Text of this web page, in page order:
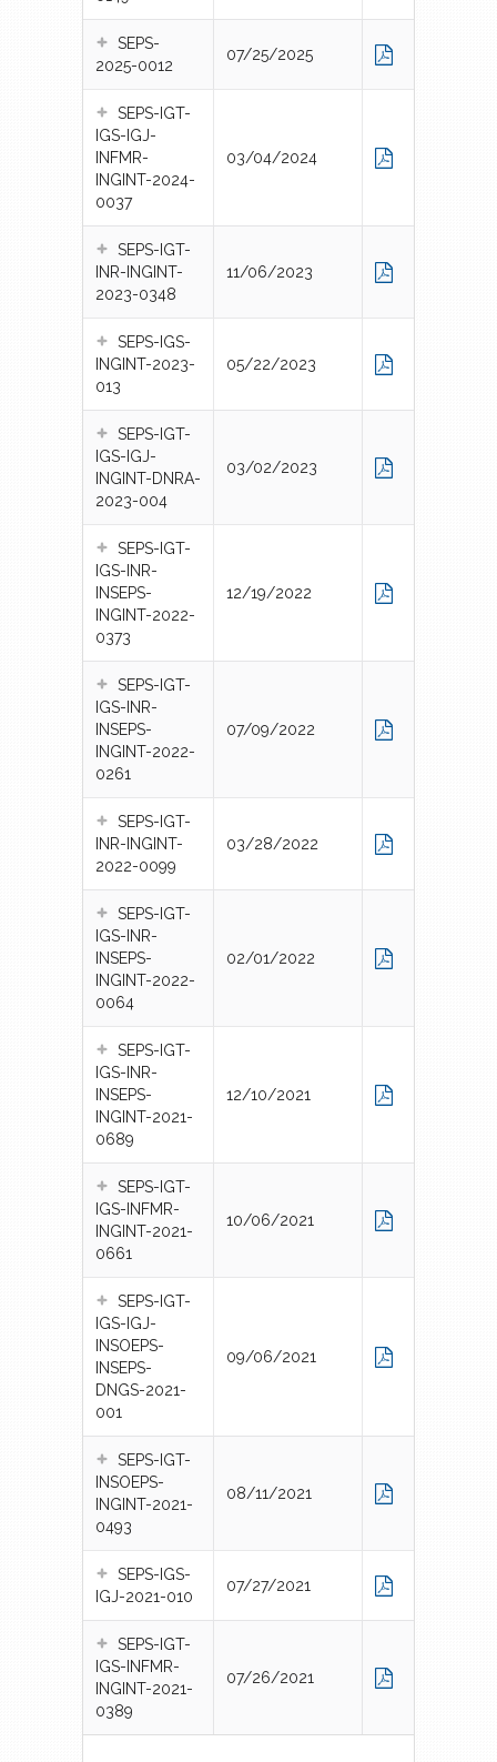
SEPS-
2025-0012
07/25/2025
SEPS-IGT-
IGS-IGJ-
INFMR-
INGINT-2024-
0037
03/04/2024
SEPS-IGT-
INR-INGINT-
2023-0348
11/06/2023
SEPS-IGS-
INGINT-2023-
013
05/22/2023
SEPS-IGT-
IGS-IGJ-
INGINT-DNRA-
2023-004
03/02/2023
SEPS-IGT-
IGS-INR-
INSEPS-
INGINT-2022-
0373
12/19/2022
SEPS-IGT-
IGS-INR-
INSEPS-
INGINT-2022-
0261
07/09/2022
SEPS-IGT-
INR-INGINT-
2022-0099
03/28/2022
SEPS-IGT-
IGS-INR-
INSEPS-
INGINT-2022-
0064
02/01/2022
SEPS-IGT-
IGS-INR-
INSEPS-
INGINT-2021-
0689
12/10/2021
SEPS-IGT-
IGS-INFMR-
INGINT-2021-
0661
10/06/2021
SEPS-IGT-
IGS-IGJ-
INSOEPS-
INSEPS-
DNGS-2021-
001
09/06/2021
SEPS-IGT-
INSOEPS-
INGINT-2021-
0493
08/11/2021
SEPS-IGS-
IGJ-2021-010
07/27/2021
SEPS-IGT-
IGS-INFMR-
INGINT-2021-
0389
07/26/2021